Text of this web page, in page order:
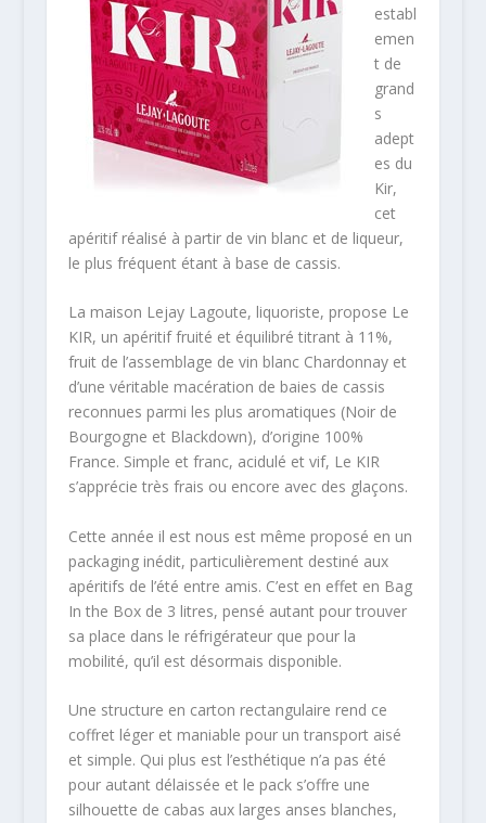
establ
emen
t de
grand
s
adept
es du
Kir,
cet
apéritif réalisé à partir de vin blanc et de liqueur,
le plus fréquent étant à base de cassis.
La maison Lejay Lagoute, liquoriste, propose Le
KIR, un apéritif fruité et équilibré titrant à 11%,
fruit de l’assemblage de vin blanc Chardonnay et
d’une véritable macération de baies de cassis
reconnues parmi les plus aromatiques (Noir de
Bourgogne et Blackdown), d’origine 100%
France. Simple et franc, acidulé et vif, Le KIR
s’apprécie très frais ou encore avec des glaçons.
Cette année il est nous est même proposé en un
packaging inédit, particulièrement destiné aux
apéritifs de l’été entre amis. C’est en effet en Bag
In the Box de 3 litres, pensé autant pour trouver
sa place dans le réfrigérateur que pour la
mobilité, qu’il est désormais disponible.
Une structure en carton rectangulaire rend ce
coffret léger et maniable pour un transport aisé
et simple. Qui plus est l’esthétique n’a pas été
pour autant délaissée et le pack s’offre une
silhouette de cabas aux larges anses blanches,